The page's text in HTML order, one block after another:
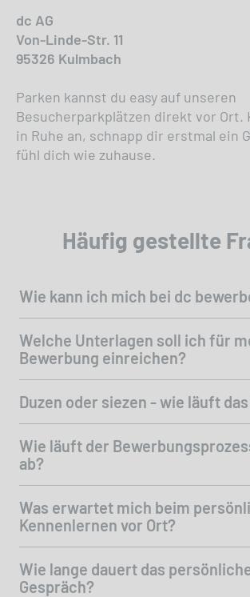
dc AG
Von-Linde-Str. 11
95326 Kulmbach
Parken kannst du easy auf unseren
Besucherparkplätzen direkt vor Ort.
in Ruhe an, schnapp dir erstmal ein
fühl dich wie zuhause.
Häufig gestellte
Wie kann ich mich bei dc
Welche Unterlagen soll ich für
Bewerbung einreichen?
Duzen oder siezen - wie läuft
Wie läuft der
ab?
Was erwartet mich beim
Kennenlernen vor Ort?
Wie lange dauert das
Gespräch?